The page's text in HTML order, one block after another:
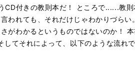
付きの教則本だ！ ところで......教
われても、それだけじゃわかりづら
がわかるというものではないのか！
てそれによって、以下のような流れ